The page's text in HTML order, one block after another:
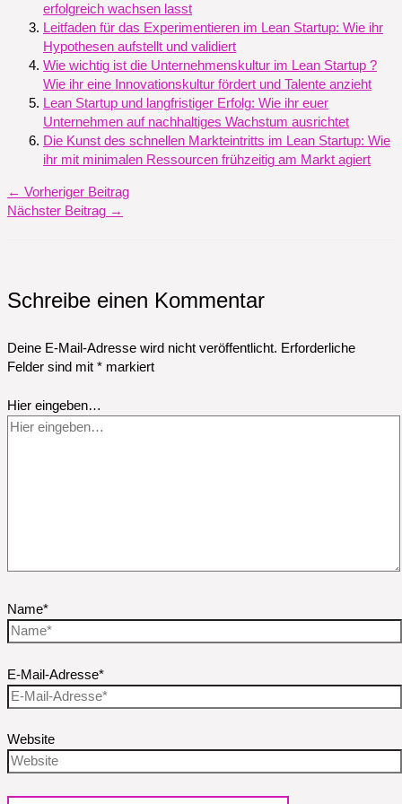
erfolgreich wachsen lasst
Leitfaden für das Experimentieren im Lean Startup: Wie ihr
Hypothesen aufstellt und validiert
Wie wichtig ist die Unternehmenskultur im Lean Startup ?
Wie ihr eine Innovationskultur fördert und Talente anzieht
Lean Startup und langfristiger Erfolg: Wie ihr euer
Unternehmen auf nachhaltiges Wachstum ausrichtet
Die Kunst des schnellen Markteintritts im Lean Startup: Wie
ihr mit minimalen Ressourcen frühzeitig am Markt agiert
← Vorheriger Beitrag
Nächster Beitrag →
Schreibe einen Kommentar
Deine E-Mail-Adresse wird nicht veröffentlicht. Erforderliche
Felder sind mit * markiert
Hier eingeben…
Name*
E-Mail-Adresse*
Website